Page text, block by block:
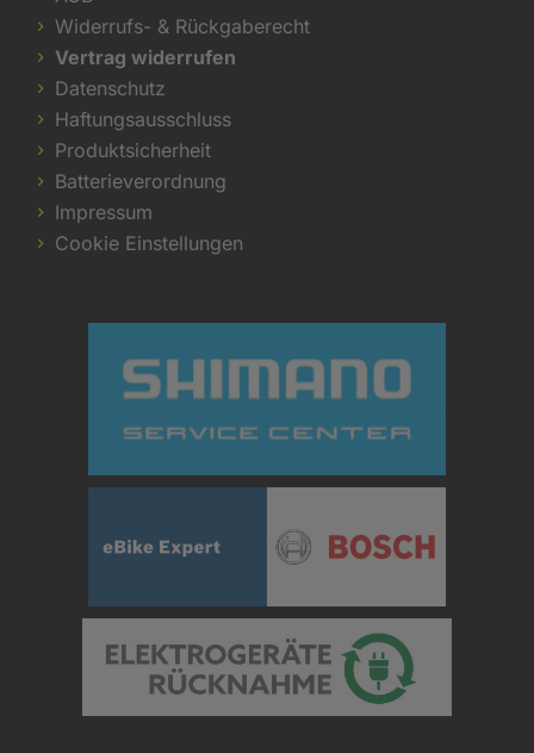
Widerrufs- & Rückgaberecht
Vertrag widerrufen
Datenschutz
Haftungsausschluss
Produktsicherheit
Batterieverordnung
Impressum
Cookie Einstellungen